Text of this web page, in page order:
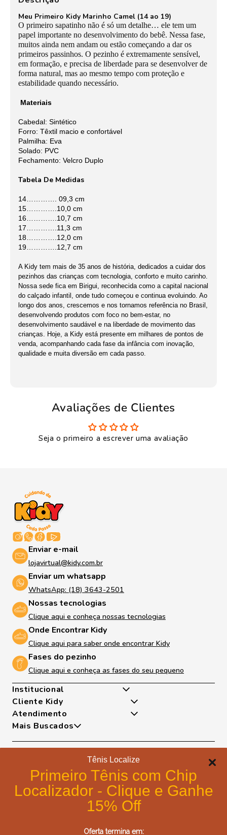
Tênis Localize
Primeiro Tênis com Chip
Localizador - Clique e Ganhe
15% Off
Oferta termina em:
Meu Primeiro Kidy Marinho Camel (14 ao 19)
O primeiro sapatinho não é só um detalhe… ele tem um
papel importante no desenvolvimento do bebê. Nessa fase,
muitos ainda nem andam ou estão começando a dar os
primeiros passinhos. O pezinho é extremamente sensível,
em formação, e precisa de liberdade para se desenvolver de
forma natural, mas ao mesmo tempo com proteção e
estabilidade quando necessário.
Materiais
Cabedal: Sintético
Forro: Têxtil macio e confortável
Palmilha: Eva
Solado: PVC
Fechamento: Velcro Duplo
Tabela De Medidas
14…………. 09,3 cm
15………….10,0 cm
16………….10,7 cm
17………….11,3 cm
18………….12,0 cm
19………….12,7 cm
A Kidy tem mais de 35 anos de história, dedicados a cuidar dos
pezinhos das crianças com tecnologia, conforto e muito carinho.
Nossa sede fica em Birigui, reconhecida como a capital nacional
do calçado infantil, onde tudo começou e continua evoluindo. Ao
longo dos anos, crescemos e nos tornamos referência no Brasil,
desenvolvendo produtos com foco no bem-estar, no
desenvolvimento saudável e na liberdade de movimento das
crianças. Hoje, a Kidy está presente em milhares de pontos de
venda, acompanhando cada fase da infância com inovação,
qualidade e muita diversão em cada passo.
Avaliações de Clientes
Seja o primeiro a escrever uma avaliação
Enviar e-mail
lojavirtual@kidy.com.br
Enviar um whatsapp
WhatsApp: (18) 3643-2501
Nossas tecnologias
Clique aqui e conheça nossas tecnologias
Onde Encontrar Kidy
Clique aqui para saber onde encontrar Kidy
Fases do pezinho
Clique aqui e conheça as fases do seu pequeno
Institucional
Quem somos
Nossas Tecnologias
Fases Dos Pezinhos
Dúvidas Frequentes
Trocas e Devoluções
Portal de Privacidade
Formas de Pagamento
Trabalhe Conosco
Post Fácil - Criador de Artes Kidy
Cliente Kidy
Minha Conta
Atendimento
Exceto Feriados
WhatsApp: (18) 99817-5951
Telefone: (18) 3643-2596
E-mail: lojavirtual@kidy.com.br
Mais Buscados
Tênis
Formas de pagamento
Certificados de segurança